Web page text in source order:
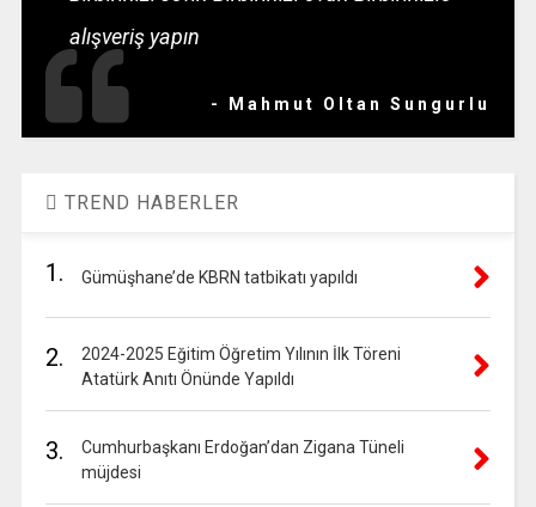
alışveriş yapın
- Mahmut Oltan Sungurlu
TREND HABERLER
1. Gümüşhane’de KBRN tatbikatı yapıldı
2.
2024-2025 Eğitim Öğretim Yılının İlk Töreni
Atatürk Anıtı Önünde Yapıldı
3.
Cumhurbaşkanı Erdoğan’dan Zigana Tüneli
müjdesi